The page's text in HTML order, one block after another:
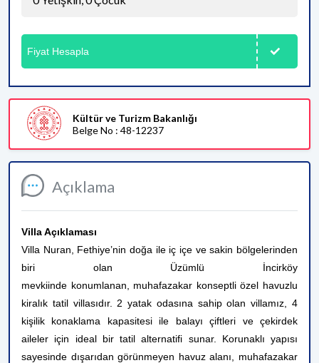
Açıklama
Villa Açıklaması
Villa Nuran, Fethiye’nin doğa ile iç içe ve sakin bölgelerinden
biri olan Üzümlü İncirköy
mevkiinde konumlanan, muhafazakar konseptli özel havuzlu
kiralık tatil villasıdır. 2 yatak odasına sahip olan villamız, 4
kişilik konaklama kapasitesi ile balayı çiftleri ve çekirdek
aileler için ideal bir tatil alternatifi sunar. Korunaklı yapısı
sayesinde dışarıdan görünmeyen havuz alanı, muhafazakar
Fiyat Hesapla
Kültür ve Turizm Bakanlığı
Belge No : 48-12237